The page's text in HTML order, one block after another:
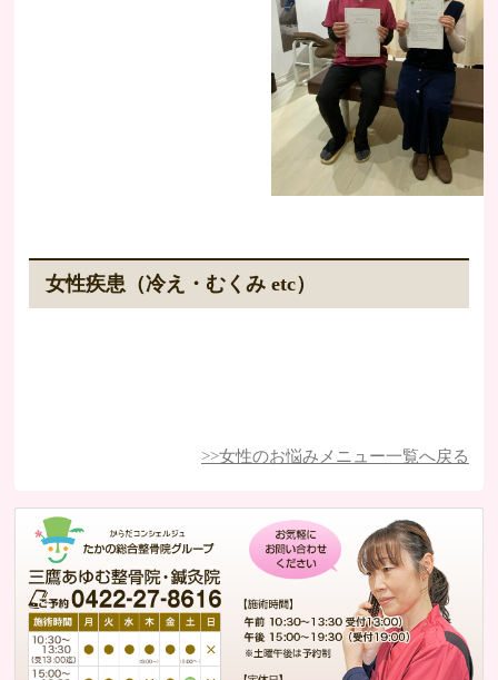
女性疾患（冷え・むくみ etc）
>>女性のお悩みメニュー一覧へ戻る